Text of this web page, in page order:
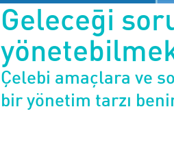
Geleceği
Çelebi amaçlara ve
bir yönetim tarzı